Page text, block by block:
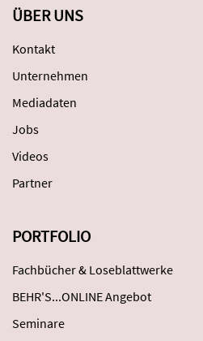
ÜBER UNS
Kontakt
Unternehmen
Mediadaten
Jobs
Videos
Partner
PORTFOLIO
Fachbücher & Loseblattwerke
BEHR'S...ONLINE Angebot
Seminare